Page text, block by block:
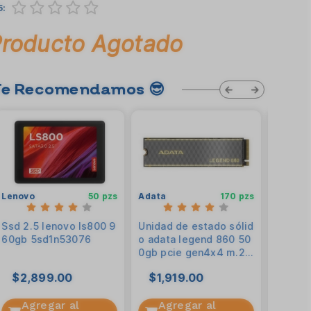
Agotado
Recomendamos 😎
Lenovo 50 pzs
Ssd 2.5 lenovo ls800 9
60gb 5sd1n53076
Agregar al
$2,899.00
Adata 170 pzs
Unidad de estado sólid
o adata legend 860 50
0gb pcie gen4x4 m.2
e aluminio. sleg-860-5
Agregar al
$1,919.00